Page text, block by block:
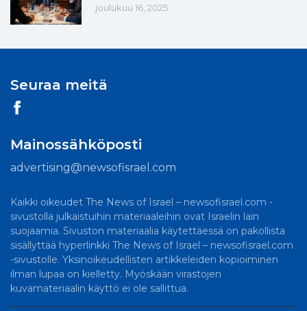
joulukuu 16, 2025
Seuraa meitä
Mainossähköposti
advertising@newsofisrael.com
Kaikki oikeudet The News of Israel – newsofisrael.com -
sivustolla julkaistuihin materiaaleihin ovat Israelin lain
suojaamia. Sivuston materiaalia käytettäessä on pakollista
sisällyttää hyperlinkki The News of Israel – newsofisrael.com
-sivustolle. Yksinoikeudellisten artikkeleiden kopioiminen
ilman lupaa on kielletty. Myöskään virastojen
kuvamateriaalin käyttö ei ole sallittua.